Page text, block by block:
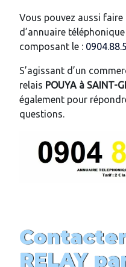
Vous pouvez aussi
d’annuaire
composant le :
S’agissant d’un
relais POUYA à SAINT-
également pour
questions.
RELAY